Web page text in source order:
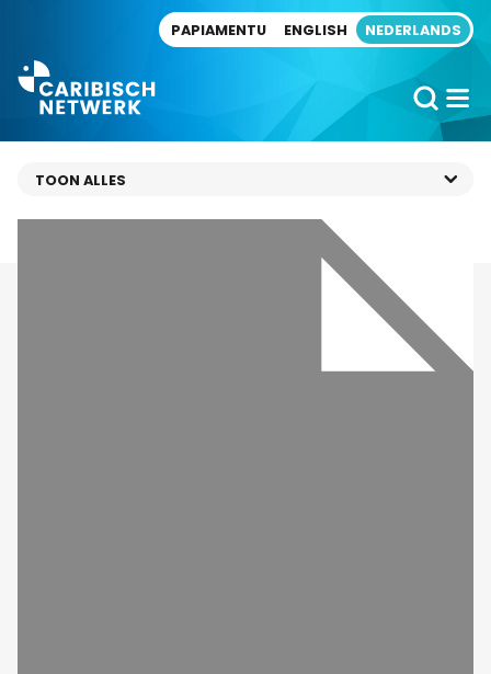
PAPIAMENTU ENGLISH NEDERLANDS